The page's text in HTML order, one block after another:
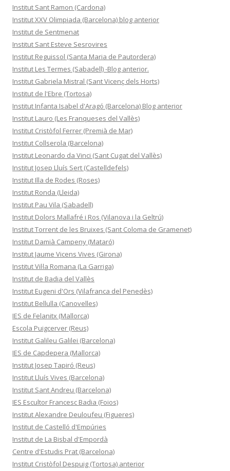
Institut Sant Ramon (Cardona)
Institut XXV Olimpiada (Barcelona) blog anterior
Institut de Sentmenat
Institut Sant Esteve Sesrovires
Institut Reguissol (Santa Maria de Pautordera)
Institut Les Termes (Sabadell) -Blog anterior.
Institut Gabriela Mistral (Sant Vicenç dels Horts)
Institut de l'Ebre (Tortosa)
Institut Infanta Isabel d'Aragó (Barcelona) Blog anterior
Institut Lauro (Les Franqueses del Vallès)
Institut Cristòfol Ferrer (Premià de Mar)
Institut Collserola (Barcelona)
Institut Leonardo da Vinci (Sant Cugat del Vallès)
Institut Josep Lluís Sert (Castelldefels)
Institut Illa de Rodes (Roses)
Institut Ronda (Lleida)
Institut Pau Vila (Sabadell)
Institut Dolors Mallafré i Ros (Vilanova i la Geltrú)
Institut Torrent de les Bruixes (Sant Coloma de Gramenet)
Institut Damià Campeny (Mataró)
Institut Jaume Vicens Vives (Girona)
Institut Vil·la Romana (La Garriga)
Institut de Badia del Vallès
Institut Eugeni d'Ors (Vilafranca del Penedès)
Institut Bellulla (Canovelles)
IES de Felanitx (Mallorca)
Escola Puigcerver (Reus)
Institut Galileu Galilei (Barcelona)
IES de Capdepera (Mallorca)
Institut Josep Tapiró (Reus)
Institut Lluís Vives (Barcelona)
Institut Sant Andreu (Barcelona)
IES Escultor Francesc Badia (Foios)
Institut Alexandre Deuloufeu (Figueres)
Institut de Castelló d'Empúries
Institut de La Bisbal d'Empordà
Centre d'Estudis Prat (Barcelona)
Institut Cristòfol Despuig (Tortosa) anterior